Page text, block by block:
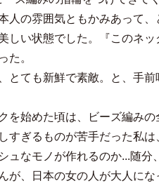
人の雰囲気ともかみあって
しい状態でした。『このネ
た。
とても新鮮で素敵。と、手前
を始めた頃は、ビーズ編みの
すぎるものが苦手だった私
ュなモノが作れるのか...随
が、日本の女の人が大人に